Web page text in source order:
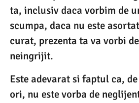
ta, inclusiv daca vorbim de
scumpa, daca nu este
curat, prezenta ta va vorbi
neingrijit.
Este adevarat si faptul ca,
ori, nu este vorba de